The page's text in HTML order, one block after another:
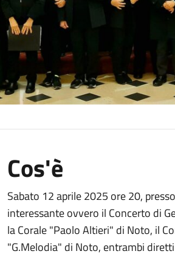
Cos'è
Sabato 12 aprile 2025 ore 20,
interessante ovvero il Concerto di
la Corale "Paolo Altieri" di Noto, il
"G.Melodia" di Noto, entrambi